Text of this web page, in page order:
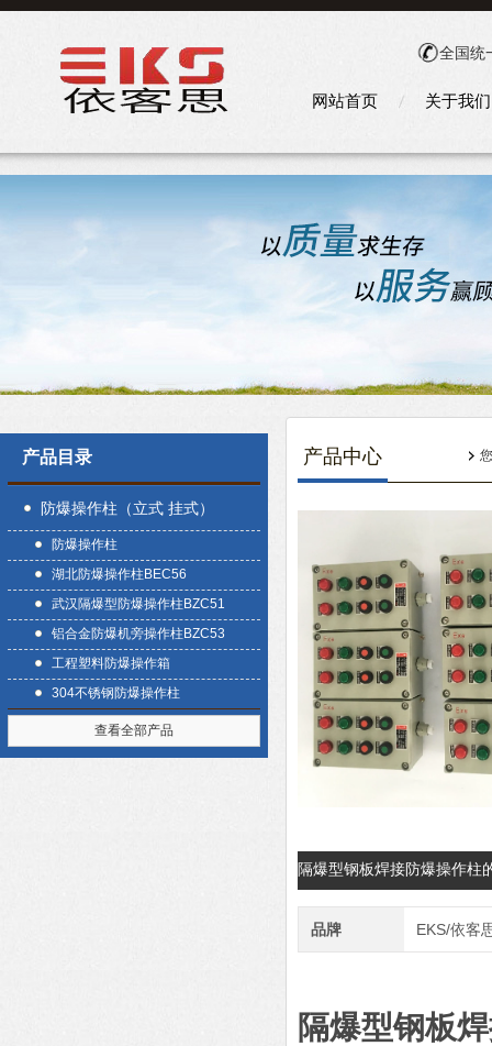
全国统
网站首页 关于我们
产品目录
防爆操作柱（立式 挂式）
防爆操作柱
湖北防爆操作柱BEC56
武汉隔爆型防爆操作柱BZC51
铝合金防爆机旁操作柱BZC53
工程塑料防爆操作箱
304不锈钢防爆操作柱
查看全部产品
产品中心
隔爆型钢板焊接防爆操作柱
品牌 EKS/依客
隔爆型钢板